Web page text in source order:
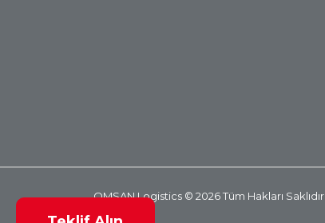
OMSAN Logistics © 2026 Tüm Hakları Saklıdır